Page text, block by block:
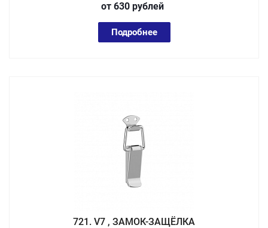
от 630 рублей
Подробнее
721. V7 , ЗАМОК-ЗАЩЁЛКА